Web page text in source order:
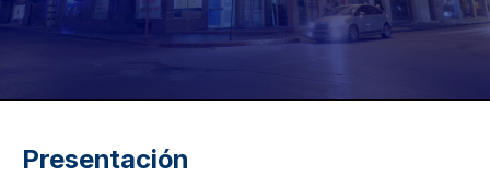
Presentación